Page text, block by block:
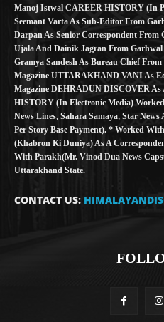
Manoj Istwal CAREER HISTORY (in
Seemant Varta As Sub-Editor From
Darpan As Senior Correspondent
Ujala And Dainik Jagran From
Gramya Sandesh As Bureau Chief
Magazine UTTARAKHAND VANI As
Magazine DEHRADUN DISCOVER As
HISTORY (in Electronic Media)
News Lines, Sahara Samaya, Star
Per Story Base Payment). * Worked
(Khabron Ki Duniya) As A
With Parakh(Mr. Vinod Dua News
Uttarakhand State.
CONTACT US: